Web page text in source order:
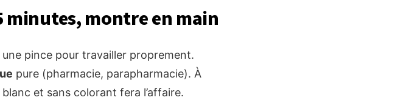
minutes, montre en main
pince pour travailler proprement.
pure (pharmacie, parapharmacie). À
et sans colorant fera l’affaire.